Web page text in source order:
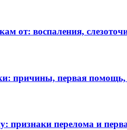
от: воспаления,
причины, первая
признаки перелома и